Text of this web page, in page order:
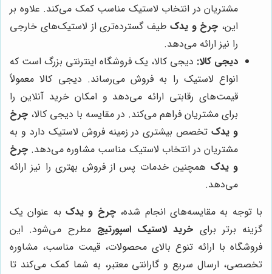
مشتریان در انتخاب لاستیک مناسب کمک می‌کند. علاوه بر
این، چرخ و یدک طیف گسترده‌تری از لاستیک‌های خارجی
را نیز ارائه می‌دهد.
دیجی کالا: دیجی کالا، یک فروشگاه اینترنتی بزرگ است که
انواع لاستیک را به فروش می‌رساند. دیجی کالا معمولاً
قیمت‌های رقابتی ارائه می‌دهد و امکان خرید آنلاین را
برای مشتریان فراهم می‌کند. در مقایسه با دیجی کالا، چرخ
و یدکتخصص بیشتری در زمینه فروش لاستیک دارد و به
مشتریان در انتخاب لاستیک مناسب مشاوره می‌دهد. چرخ
و یدک همچنین خدمات پس از فروش بهتری را نیز ارائه
می‌دهد.
با توجه به مقایسه‌های انجام شده،چرخ و یدکبه عنوان یک
گزینه برتر برای خرید لاستیک اسپورتیج مطرح می‌شود. این
فروشگاه با ارائه تنوع بالای محصولات، قیمت مناسب، مشاوره
تخصصی، ارسال سریع و گارانتی معتبر، به شما کمک می‌کند تا